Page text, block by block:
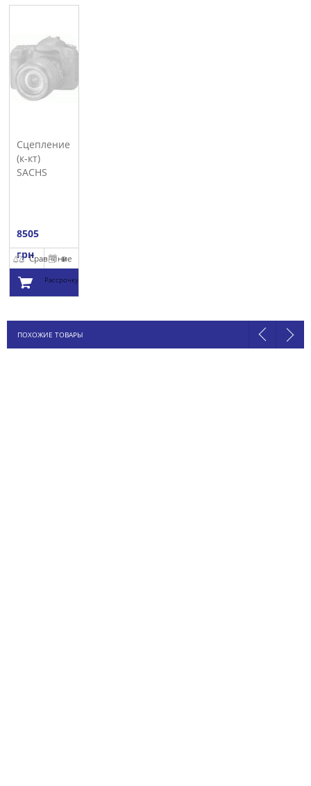
корзину
Сцепление
(к-кт)
SACHS
8505
грнСравнение
В
Рассрочку
корзину
ПОХОЖИЕ ТОВАРЫ